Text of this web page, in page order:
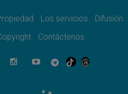
en diócesis
desplazados invisibles de una
Argentina el Papa León señalará
Los servicios
Difusión
Contáctenos